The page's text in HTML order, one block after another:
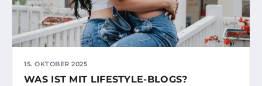
15. OKTOBER 2025
WAS IST MIT LIFESTYLE-BLOGS?